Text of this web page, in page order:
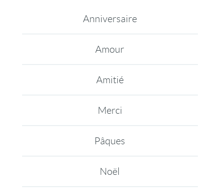
Anniversaire
Amour
Amitié
Merci
Pâques
Noël